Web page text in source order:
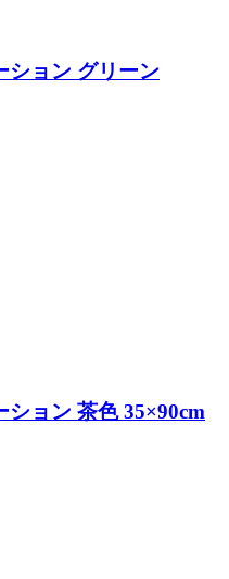
ション グリーン
ョン 茶色 35×90cm